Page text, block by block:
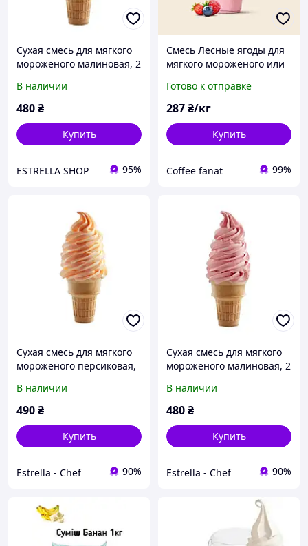
Сухая смесь для мягкого
мороженого малиновая, 2
В наличии
480₴
Купить
ESTRELLA SHOP 95%
Смесь Лесные ягоды для
мягкого мороженого или
Cream/ Shake 1 кг
Украина
Готово к отправке
287₴/кг
Купить
Coffee fanat 99%
Сухая смесь для мягкого
мороженого персиковая,
В наличии
490₴
Купить
Estrella - Chef 90%
Сухая смесь для мягкого
мороженого малиновая, 2
В наличии
480₴
Купить
Estrella - Chef 90%